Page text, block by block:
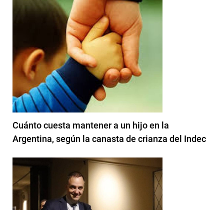
Cuánto cuesta mantener a un hijo en la
Argentina, según la canasta de crianza del Indec